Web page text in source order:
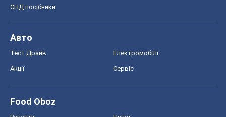
СНД посібники
Авто
Тест Драйв Електромобілі
Акції Сервіс
Food Oboz